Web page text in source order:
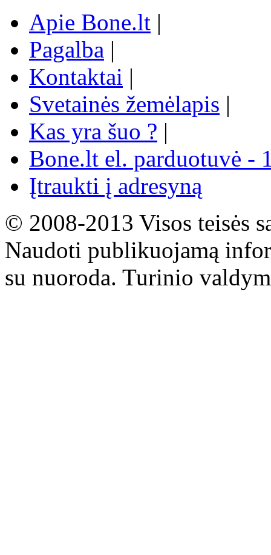
Apie Bone.lt |
Pagalba |
Kontaktai |
Svetainės žemėlapis |
Kas yra šuo ? |
Bone.lt el. parduotuvė -
Įtraukti į adresyną
© 2008-2013 Visos teisės
Naudoti publikuojamą
su nuoroda. Turinio